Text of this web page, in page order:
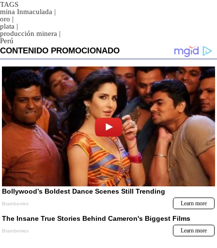
TAGS
mina Inmaculada |
oro |
plata |
producción minera |
Perú